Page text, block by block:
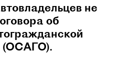
не
об
(ОСАГО).